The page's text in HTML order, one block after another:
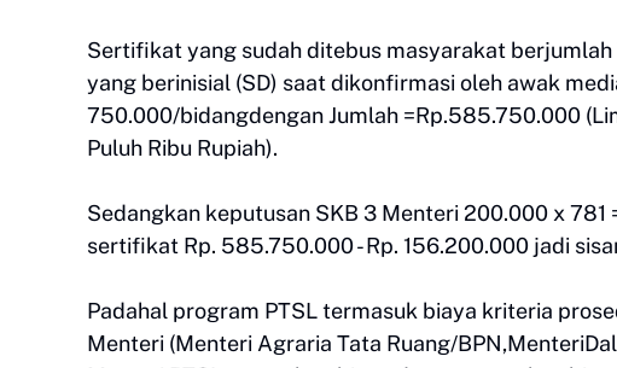
Sertifikat yang sudah ditebus masyarakat berjumlah
yang berinisial (SD) saat dikonfirmasi oleh awak
750.000/bidangdengan Jumlah =Rp.585.750.000
Puluh Ribu Rupiah).
Sedangkan keputusan SKB 3 Menteri 200.000 x
sertifikat Rp. 585.750.000 - Rp. 156.200.000 jadi
Padahal program PTSL termasuk biaya kriteria
Menteri (Menteri Agraria Tata Ruang/